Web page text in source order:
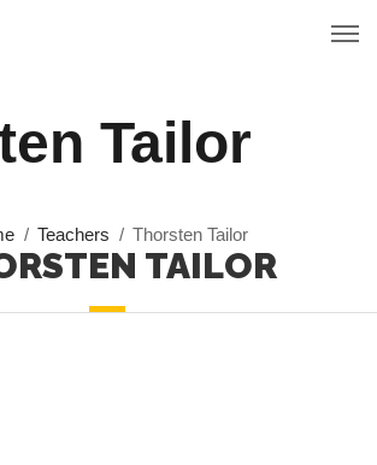
Tailor
Teachers Thorsten Tailor
TAILOR